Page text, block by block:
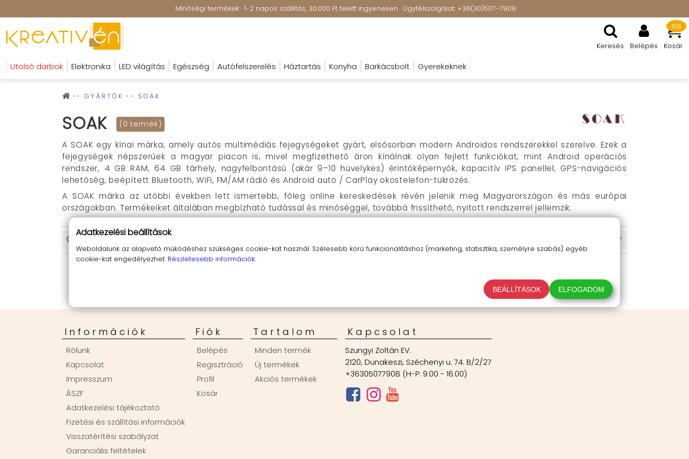
Minőségi termékek · 1-2 napos szállítás, 30.000 Ft felett ingyenesen · Ügyfélszolgálat: +36(30)507-7908
Keresés Belépés Kosár
168
Utolsó darbok Elektronika LED világítás Egészség Autófelszerelés Háztartás Konyha Barkácsbolt Gyerekeknek
GYÁRTÓK SOAK
SOAK (0 termék)
A SOAK egy kínai márka, amely autós multimédiás fejegységeket gyárt, elsősorban modern Androidos rendszerekkel szerelve. Ezek a
fejegységek népszerűek a magyar piacon is, mivel megfizethető áron kínálnak olyan fejlett funkciókat, mint Android operációs
rendszer, 4 GB RAM, 64 GB tárhely, nagyfelbontású (akár 9–10 hüvelykes) érintőképernyők, kapacitív IPS panellel, GPS-navigációs
lehetőség, beépített Bluetooth, WiFi, FM/AM rádió és Android auto / CarPlay okostelefon-tükrözés.
A SOAK márka az utóbbi években lett ismertebb, főleg online kereskedések révén jelenik meg Magyarországon és más európai
országokban. Termékeiket általában megbízható tudással és minőséggel, továbbá frissíthető, nyitott rendszerrel jellemzik.
Információk
Rólunk
Kapcsolat
Impresszum
ÁSZF
Adatkezelési tájékoztató
Fizetési és szállítási információk
Visszatérítési szabályzat
Garanciális feltételek
Fiók
Belépés
Regisztráció
Profil
Kosár
Tartalom
Minden termék
Új termékek
Akciós termékek
Kapcsolat
Szungyi Zoltán EV.
2120, Dunakeszi, Széchenyi u. 74. B/2/27
+36305077908 (H-P: 9.00 - 16.00)
Adatkezelési beállítások
Weboldalunk az alapvető működéshez szükséges cookie-kat használ. Szélesebb körű funkcionalitáshoz (marketing, statisztika, személyre szabás) egyéb
cookie-kat engedélyezhet. Részletesebb információk.
BEÁLLÍTÁSOK ELFOGADOM